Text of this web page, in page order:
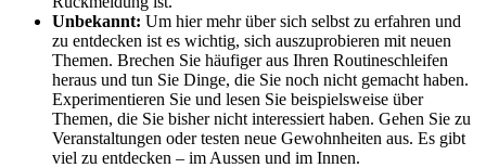
Unbekannt: Um hier mehr über sich selbst zu erfahren und
zu entdecken ist es wichtig, sich auszuprobieren mit neuen
Themen. Brechen Sie häufiger aus Ihren Routineschleifen
heraus und tun Sie Dinge, die Sie noch nicht gemacht haben.
Experimentieren Sie und lesen Sie beispielsweise über
Themen, die Sie bisher nicht interessiert haben. Gehen Sie zu
Veranstaltungen oder testen neue Gewohnheiten aus. Es gibt
viel zu entdecken – im Aussen und im Innen.